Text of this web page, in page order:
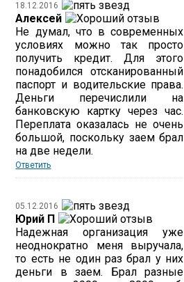
18.12.2016
Алексей
Не думал, что в современных
условиях можно так просто
получить кредит. Для этого
понадобился отсканированный
паспорт и водительские права.
Деньги перечислили на
банковскую картку через час.
Переплата оказалась не очень
большой, поскольку заем брал
на две недели.
Ответить
05.12.2016
Юрий П
Надежная организация уже
неоднократно меня выручала,
то есть не один раз брал у них
деньги в заем. Брал разные